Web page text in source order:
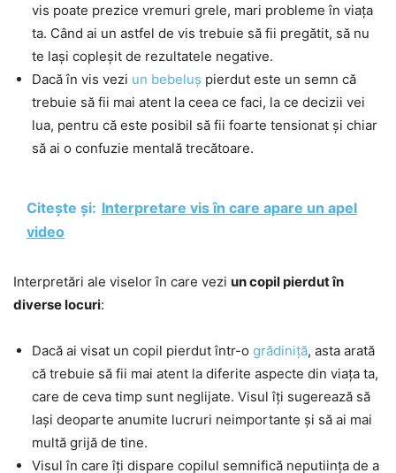
vis poate prezice vremuri grele, mari probleme în viața
ta. Când ai un astfel de vis trebuie să fii pregătit, să nu
te lași copleșit de rezultatele negative.
Dacă în vis vezi un bebeluș pierdut este un semn că
trebuie să fii mai atent la ceea ce faci, la ce decizii vei
lua, pentru că este posibil să fii foarte tensionat și chiar
să ai o confuzie mentală trecătoare.
Citește și: Interpretare vis în care apare un apel
video
Interpretări ale viselor în care vezi un copil pierdut în
diverse locuri:
Dacă ai visat un copil pierdut într-o grădiniță, asta arată
că trebuie să fii mai atent la diferite aspecte din viața ta,
care de ceva timp sunt neglijate. Visul îți sugerează să
lași deoparte anumite lucruri neimportante și să ai mai
multă grijă de tine.
Visul în care îți dispare copilul semnifică neputiința de a